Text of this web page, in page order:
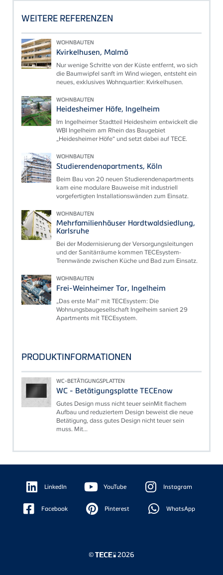
WEITERE REFERENZEN
WOHNBAUTEN
Kvirkelhusen, Malmö
Nur wenige Schritte von der Küste entfernt, wo sich
die Baumwipfel sanft im Wind wiegen, entsteht ein
neues, exklusives Wohnquartier: Kvirkelhusen.
WOHNBAUTEN
Heidesheimer Höfe, Ingelheim
Im Ingelheimer Stadtteil Heidesheim entwickelt die
WBI Ingelheim am Rhein das Baugebiet
„Heidesheimer Höfe“ und setzt dabei auf TECE.
WOHNBAUTEN
Studierendenapartments, Köln
Beim Bau von 20 neuen Studierendenapartments
kam eine modulare Bauweise mit industriell
vorgefertigten Installationswänden zum Einsatz.
WOHNBAUTEN
Mehrfamilienhäuser Hardtwaldsiedlung,
Karlsruhe
Bei der Modernisierung der Versorgungsleitungen
und der Sanitärräume kommen TECEsystem-
Trennwände zwischen Küche und Bad zum Einsatz.
WOHNBAUTEN
Frei-Weinheimer Tor, Ingelheim
„Das erste Mal“ mit TECEsystem: Die
Wohnungsbaugesellschaft Ingelheim saniert 29
Apartments mit TECEsystem.
PRODUKTINFORMATIONEN
WC-BETÄTIGUNGSPLATTEN
WC - Betätigungsplatte TECEnow
Gutes Design muss nicht teuer seinMit flachem
Aufbau und reduziertem Design beweist die neue
Betätigung, dass gutes Design nicht teuer sein
muss. Mit...
Floating
Sidebar LinkedIn YouTube Instagram
Facebook Pinterest WhatsApp
© 2026